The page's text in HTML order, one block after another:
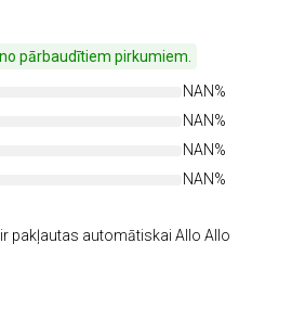
pārbaudītiem pirkumiem.
NAN%
NAN%
NAN%
NAN%
pakļautas automātiskai Allo Allo